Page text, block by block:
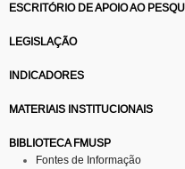
ESCRITÓRIO DE APOIO AO
LEGISLAÇÃO
INDICADORES
MATERIAIS INSTITUCIONAIS
BIBLIOTECA FMUSP
Fontes de Informação